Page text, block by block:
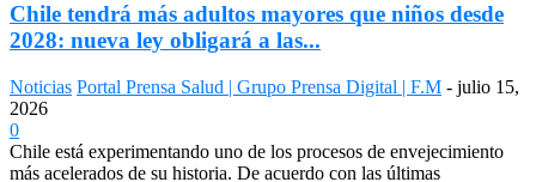
Chile tendrá más adultos mayores que niños desde
2028: nueva ley obligará a las...
Noticias Portal Prensa Salud | Grupo Prensa Digital | F.M - julio 15,
2026
0
Chile está experimentando uno de los procesos de envejecimiento
más acelerados de su historia. De acuerdo con las últimas